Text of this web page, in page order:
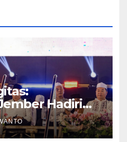
Hadiri
Sambut HUT